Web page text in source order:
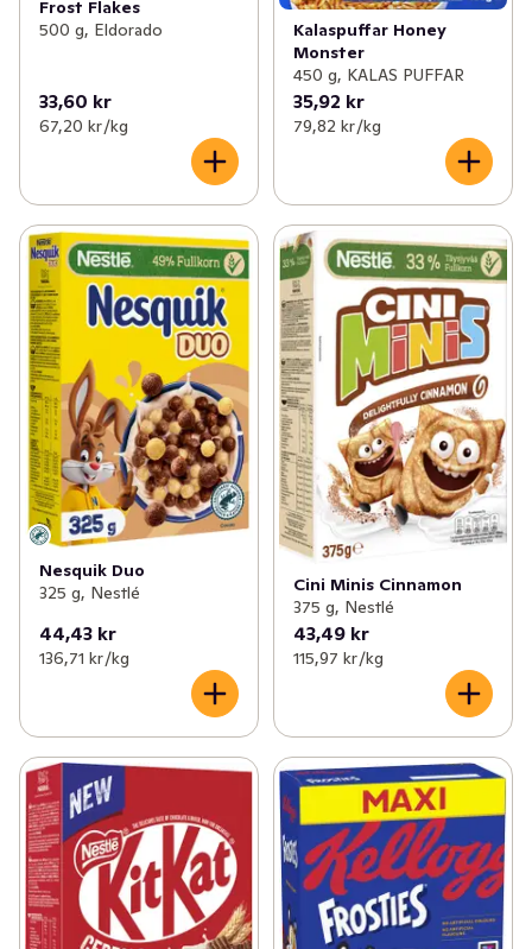
Frost Flakes
500 g, Eldorado
33,60 kr
67,20 kr /kg
Kalaspuffar Honey
Monster
450 g, KALAS PUFFAR
35,92 kr
79,82 kr /kg
Nesquik Duo
325 g, Nestlé
44,43 kr
136,71 kr /kg
Cini Minis Cinnamon
375 g, Nestlé
43,49 kr
115,97 kr /kg